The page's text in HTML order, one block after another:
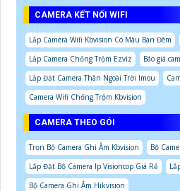
CAMERA KẾT NỐI WIFI
Lắp Camera Wifi Kbvision Có Màu Ban Đêm
Lắp Camera Chống Trộm Ezviz
Báo giá
Lắp Đặt Camera Thân Ngoài Trời Imou
Camera Wifi Chống Trộm Kbvision
CAMERA THEO GÓI
Trọn Bộ Camera Ghi Âm Kbvision
Bộ
Lắp Đặt Bộ Camera Ip Visioncop Giá Rẻ
Bộ Camera Ghi Âm Hikvision